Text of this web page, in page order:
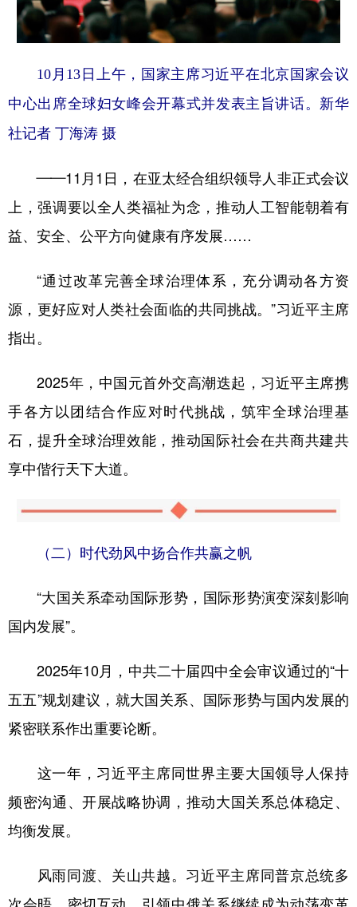
10月13日上午，国家主席习近平在北京国家会议
中心出席全球妇女峰会开幕式并发表主旨讲话。新华
社记者 丁海涛 摄
——11月1日，在亚太经合组织领导人非正式会议
上，强调要以全人类福祉为念，推动人工智能朝着有
益、安全、公平方向健康有序发展……
“通过改革完善全球治理体系，充分调动各方资
源，更好应对人类社会面临的共同挑战。”习近平主席
指出。
2025年，中国元首外交高潮迭起，习近平主席携
手各方以团结合作应对时代挑战，筑牢全球治理基
石，提升全球治理效能，推动国际社会在共商共建共
享中偕行天下大道。
（二）时代劲风中扬合作共赢之帆
“大国关系牵动国际形势，国际形势演变深刻影响
国内发展”。
2025年10月，中共二十届四中全会审议通过的“十
五五”规划建议，就大国关系、国际形势与国内发展的
紧密联系作出重要论断。
这一年，习近平主席同世界主要大国领导人保持
频密沟通、开展战略协调，推动大国关系总体稳定、
均衡发展。
风雨同渡、关山共越。习近平主席同普京总统多
次会晤、密切互动，引领中俄关系继续成为动荡变革